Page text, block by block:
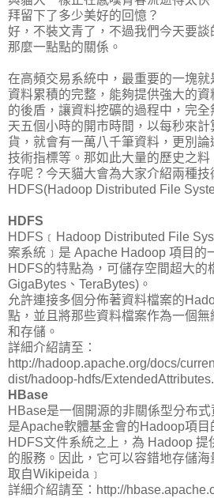
拜留下了多少美好的回憶？
好，不裝文青了，不過我們今天要
那麼一點點的關係。
在高頻交易系統中，最重要的一塊
資料累積的完整，能夠提供強大的
的後盾，讓資料挖礦的過程中，完
天五個小時的開市時間，以每秒來
貨，就會有一萬八千筆資料，更別論
技術指標等。那如此大量的歷史之
存呢？今天貓大會為大家介紹兩種
HDFS(Hadoop Distributed File
HDFS
HDFS﹝Hadoop Distributed File
案系統﹞是 Apache Hadoop 項目的
HDFS的特點為，可儲存空間超大的
GigaBytes、TeraBytes)。
允許連接多個分佈著資料檔案的
點，並且將那些資料檔案作為一個
和存儲。
詳細介紹請至：
http://hadoop.apache.org/docs/
dist/hadoop-hdfs/
HBase
HBase是一個開源的非關係型分布
是Apache軟體基金會的Hadoop項目
HDFS文件系統之上，為 Hadoop 提
的服務。因此，它可以容錯地存儲
取自Wikipeida﹞
詳細介紹請至：http://